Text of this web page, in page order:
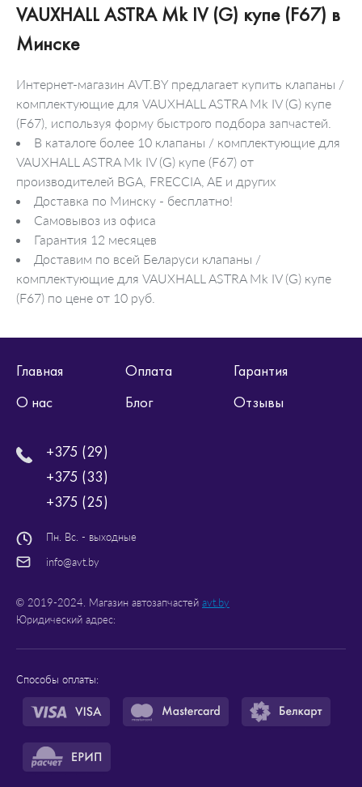
VAUXHALL ASTRA Mk IV (G) купе (F67) в
Минске
Интернет-магазин AVT.BY предлагает купить клапаны /
комплектующие для VAUXHALL ASTRA Mk IV (G) купе
(F67), используя форму быстрого подбора запчастей.
В каталоге более 10 клапаны / комплектующие для
VAUXHALL ASTRA Mk IV (G) купе (F67) от
производителей BGA, FRECCIA, AE и других
Доставка по Минску - бесплатно!
Самовывоз из офиса
Гарантия 12 месяцев
Доставим по всей Беларуси клапаны /
комплектующие для VAUXHALL ASTRA Mk IV (G) купе
(F67) по цене от 10 руб.
Главная Оплата
Гарантия
О нас
Блог Отзывы
+375 (29)
+375 (33)
+375 (25)
Пн. Вс. - выходные
info@avt.by
© 2019-2024. Магазин автозапчастей avt.by
Юридический адрес:
Способы оплаты: